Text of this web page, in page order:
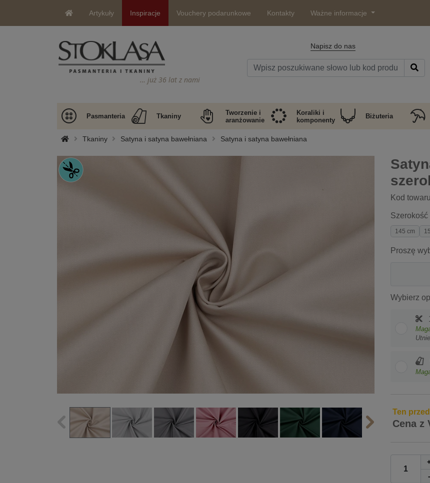
Artykuły Inspiracje Vouchery podarunkowe Kontakty Ważne informacje
… już 36 lat z nami
Napisz do nas
Pasmanteria Tkaniny
Tworzenie i
aranżowanie
Koraliki i
komponenty
Biżuteria
Tkaniny Satyna i satyna bawełniana Satyna i satyna bawełniana
Kod
Szerokość
145 cm
Proszę
Wybierz
Ten
Cena z
-